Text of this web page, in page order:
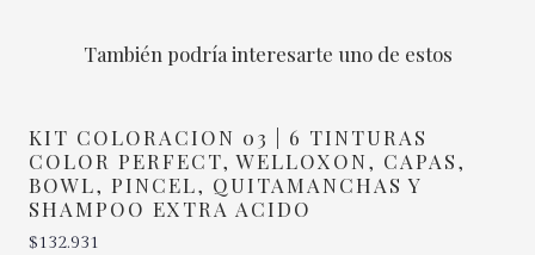
También podría interesarte uno de estos
KIT COLORACION 03 | 6 TINTURAS
COLOR PERFECT, WELLOXON, CAPAS,
BOWL, PINCEL, QUITAMANCHAS Y
SHAMPOO EXTRA ACIDO
$132.931